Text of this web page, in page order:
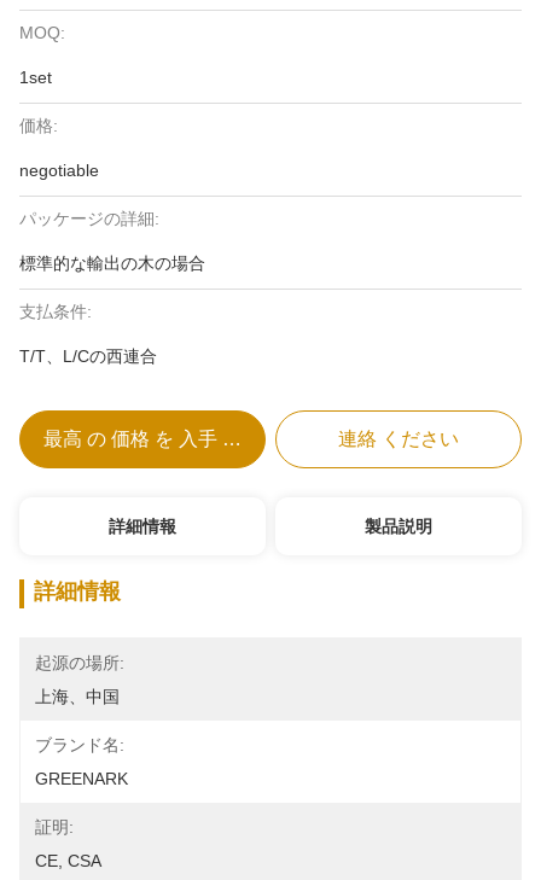
MOQ:
1set
価格:
negotiable
パッケージの詳細:
標準的な輸出の木の場合
支払条件:
T/T、L/Cの西連合
最高 の 価格 を 入手 する 連絡 ください
詳細情報 製品説明
詳細情報
起源の場所:
上海、中国
ブランド名:
GREENARK
証明:
CE, CSA